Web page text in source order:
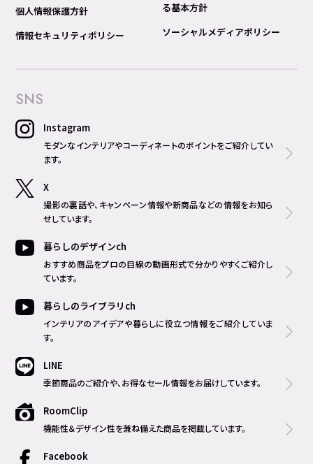
個人情報保護方針
情報セキュリティポリシー
る基本方針
ソーシャルメディアポリシー
SNS
Instagram
モダンなインテリアやコーディネートのポイントをご紹介してい
ます。
X
撮影の裏話や、キャンペーン情報や新商品などの情報をお知ら
せしています。
暮らしのデザインch
おすすめ商品をプロの目線の動画形式で分かりやすくご紹介し
ています。
暮らしのライブラリch
インテリアのアイデアや暮らしに役立つ情報をご紹介していま
す。
LINE
季節商品のご紹介や、お得なセール情報をお届けしています。
RoomClip
機能性＆デザイン性を兼ね備えた商品を掲載しています。
Facebook